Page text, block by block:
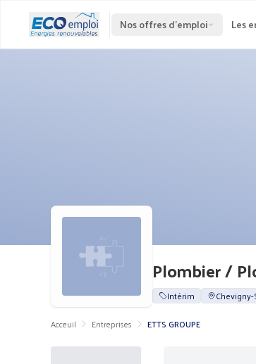
Nos offres d'emploi Les
Plombier /
Intérim
Acceuil
Entreprises ETTS GROUPE